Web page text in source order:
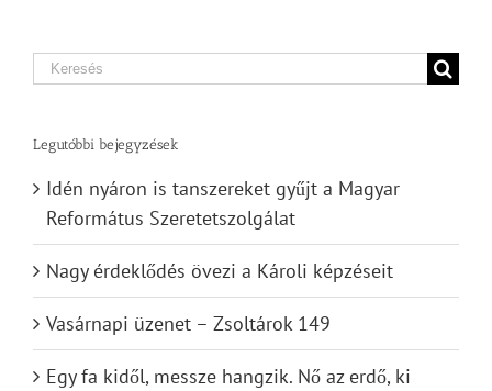
Search
Legutóbbi bejegyzések
Idén nyáron is tanszereket gyűjt a Magyar
Református Szeretetszolgálat
Nagy érdeklődés övezi a Károli képzéseit
Vasárnapi üzenet – Zsoltárok 149
Egy fa kidől, messze hangzik. Nő az erdő, ki